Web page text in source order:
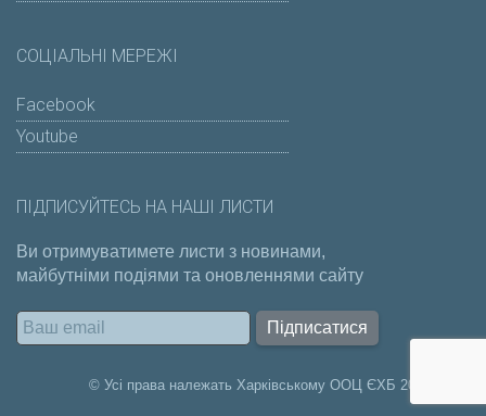
СОЦІАЛЬНІ МЕРЕЖІ
Facebook
Youtube
ПІДПИСУЙТЕСЬ НА НАШІ ЛИСТИ
Ви отримуватимете листи з новинами,
майбутніми подіями та оновленнями сайту
Підписатися
© Усі права належать Харківському ООЦ ЄХБ 2011-2026